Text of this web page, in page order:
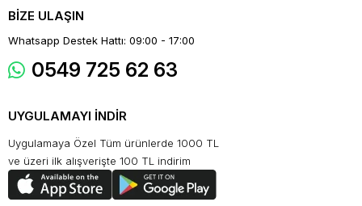
BİZE ULAŞIN
Whatsapp Destek Hattı: 09:00 - 17:00
0549 725 62 63
UYGULAMAYI İNDİR
Uygulamaya Özel Tüm ürünlerde 1000 TL
ve üzeri ilk alışverişte 100 TL indirim